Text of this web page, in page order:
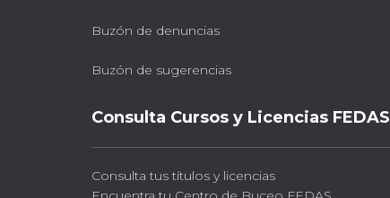
Buzón de denuncias
Buzón de sugerencias
Consulta Cursos y Licencias FEDAS
Consulta tus títulos y licencias